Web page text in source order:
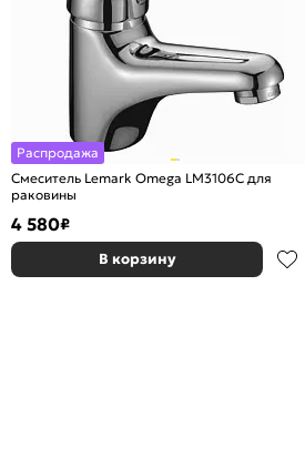
Распродажа
Смеситель Lemark Omega LM3106C для
раковины
4 580₽
В корзину